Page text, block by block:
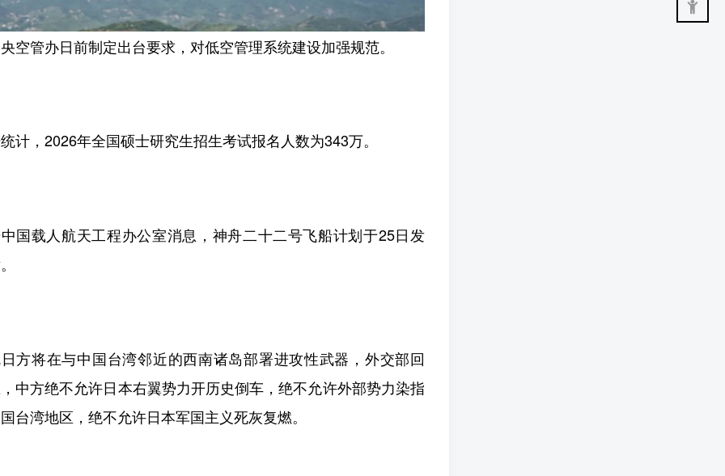
空管办日前制定出台要求，对低空管理系统建设加强规范。
计，2026年全国硕士研究生招生考试报名人数为343万。
国载人航天工程办公室消息，神舟二十二号飞船计划于25日发
方将在与中国台湾邻近的西南诸岛部署进攻性武器，外交部回
中方绝不允许日本右翼势力开历史倒车，绝不允许外部势力染指
台湾地区，绝不允许日本军国主义死灰复燃。